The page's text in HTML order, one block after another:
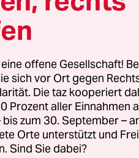
sein wird,
Mobilität. Begeistert
über
und Menschen bald
aus den
Jahren aufgeblüht
Minister, als Wesir,
offene Gesellschaft!
sich vor Ort gegen
Die taz kooperiert
Prozent aller Einnahmen
bis zum 30. September –
Orte unterstützt und
Sind Sie dabei?